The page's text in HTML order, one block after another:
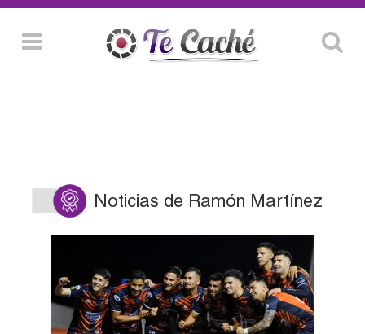
Noticias de Ramón Martínez